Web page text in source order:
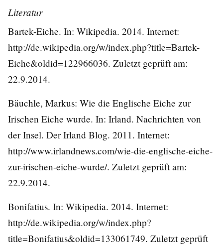
Literatur
Bartek-Eiche. In: Wikipedia. 2014. Internet:
http://de.wikipedia.org/w/index.php?title=Bartek-
Eiche&oldid=122966036. Zuletzt geprüft am:
22.9.2014.
Bäuchle, Markus: Wie die Englische Eiche zur
Irischen Eiche wurde. In: Irland. Nachrichten von
der Insel. Der Irland Blog. 2011. Internet:
http://www.irlandnews.com/wie-die-englische-eiche-
zur-irischen-eiche-wurde/. Zuletzt geprüft am:
22.9.2014.
Bonifatius. In: Wikipedia. 2014. Internet:
http://de.wikipedia.org/w/index.php?
title=Bonifatius&oldid=133061749. Zuletzt geprüft